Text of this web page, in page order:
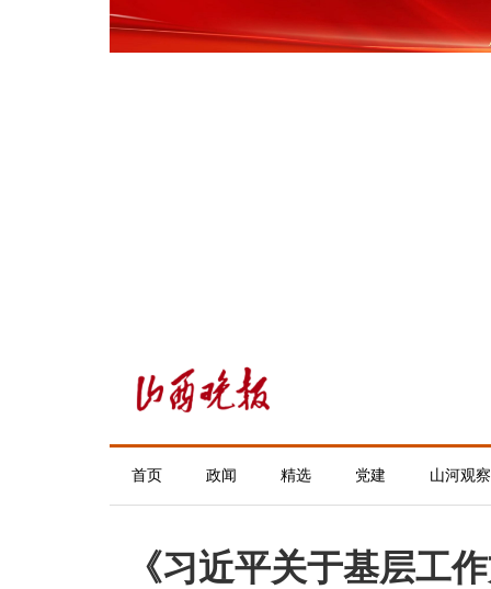
首页 政闻 精选 党建 山河观察
《习近平关于基层工